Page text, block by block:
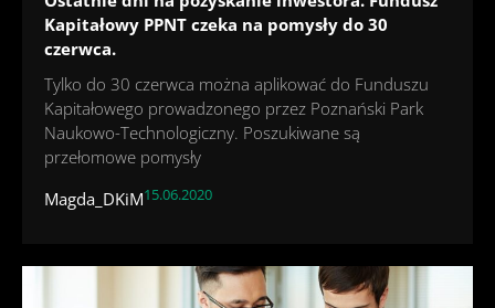
Kapitałowy PPNT czeka na pomysły do 30
czerwca.
Tylko do 30 czerwca można aplikować do Funduszu
Kapitałowego prowadzonego przez Poznański Park
Naukowo-Technologiczny. Poszukiwane są
przełomowe pomysły
Magda_DKiM15.06.2020